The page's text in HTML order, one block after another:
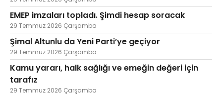
EMEP imzaları topladı. Şimdi hesap soracak
29 Temmuz 2026 Çarşamba
Şimal Altunlu da Yeni Parti’ye geçiyor
29 Temmuz 2026 Çarşamba
Kamu yararı, halk sağlığı ve emeğin değeri için
tarafız
29 Temmuz 2026 Çarşamba